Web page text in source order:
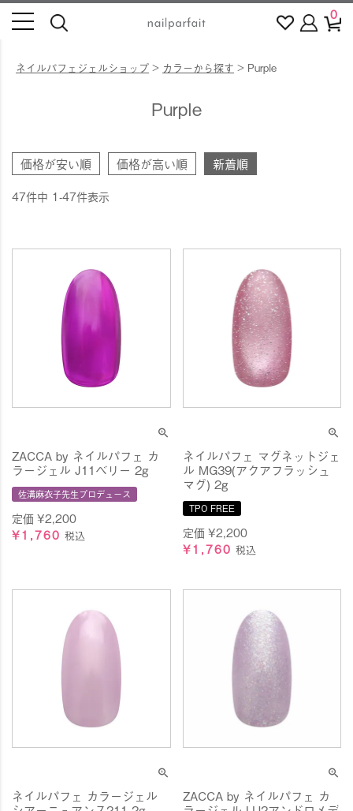
0
ネイルパフェジェルショップ カラーから探す Purple
Purple
価格が安い順 価格が高い順 新着順
47件中 1-47件表示
ZACCA by ネイルパフェ カ
ラージェル J11ベリー 2g
佐溝麻衣子先生プロデュース
定価¥2,200
¥1,760 税込
ネイルパフェ マグネットジェ
ル MG39(アクアフラッシュ
マグ) 2g
TPO FREE
定価 ¥2,200
¥1,760 税込
ネイルパフェ カラージェル
ZACCA by ネイルパフェ カ